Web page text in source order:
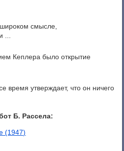
смысле,
...
Кеплера было открытие
время утверждает, что он ничего
Б. Рассела:
(1947)